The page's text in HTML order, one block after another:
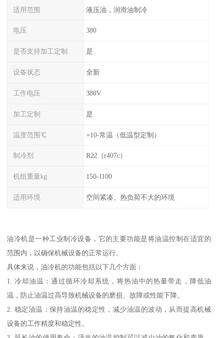
适用范围 液压油，润滑油制冷
电压 380
是否支持加工定制 是
设备状态 全新
工作电压 380V
加工定制 是
温度范围℃ +10-常温（低温型定制）
制冷剂 R22（r407c）
机组重量kg 150-1100
适用环境 空间紧凑、热负荷不大的环境
油冷机是一种工业制冷设备，它的主要功能是将油温控制在适宜的
范围内，以确保机械设备的正常运行。
具体来说，油冷机的功能包括以下几个方面：
1. 冷却油温：通过循环冷却系统，将热油中的热量带走，降低油
温，防止油温过高导致机械设备的磨损、故障或性能下降。
2. 稳定油温：保持油温的稳定性，减少油温的波动，从而提高机械
设备的工作精度和稳定性。